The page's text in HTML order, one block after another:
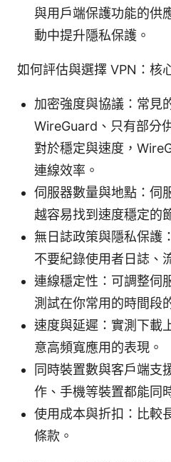
與用戶端保護功能的供
動中提升隱私保護。
如何評估與選擇 VPN：核
加密強度與協議：常見
WireGuard、只有部分
對於穩定與速度，
連線效率。
伺服器數量與地點：伺
越容易找到速度穩定的
無日誌政策與隱私保護
不要紀錄使用者日誌、
連線穩定性：可調整伺
測試在你常用的時間段
速度與延遲：實測下載
意高頻寬應用的表現。
同時裝置數與客戶端支
作、手機等裝置都能同
使用成本與折扣：比較
條款。